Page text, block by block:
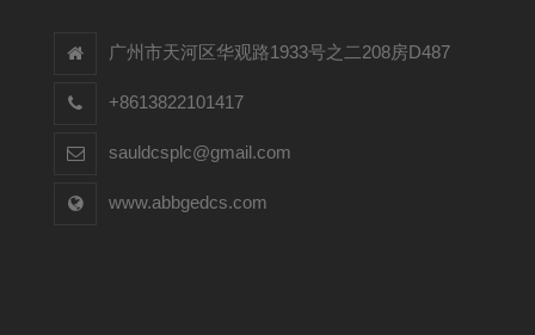
广州市天河区华观路1933号之二208房D487
+8613822101417
sauldcsplc@gmail.com
www.abbgedcs.com